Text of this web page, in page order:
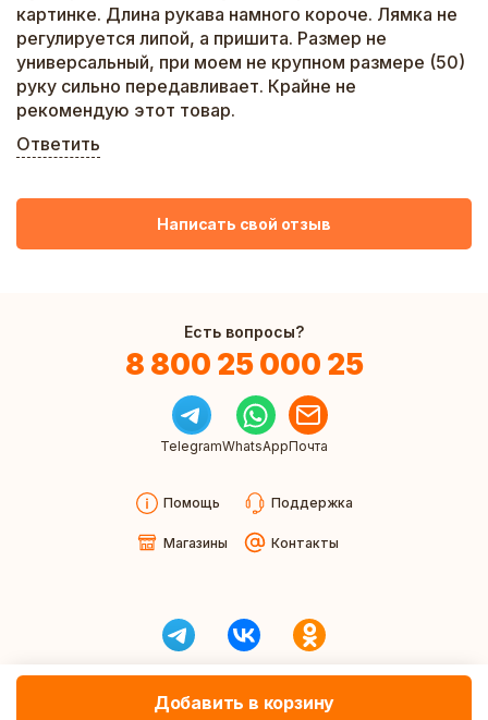
Добавить в корзину
картинке. Длина рукава намного короче. Лямка не
регулируется липой, а пришита. Размер не
универсальный, при моем не крупном размере (50)
руку сильно передавливает. Крайне не
рекомендую этот товар.
Ответить
Написать свой отзыв
Есть вопросы?
8 800 25 000 25
TelegramWhatsAppПочта
Помощь Поддержка
Магазины Контакты